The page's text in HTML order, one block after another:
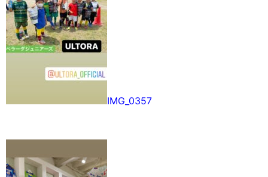
IMG_0357